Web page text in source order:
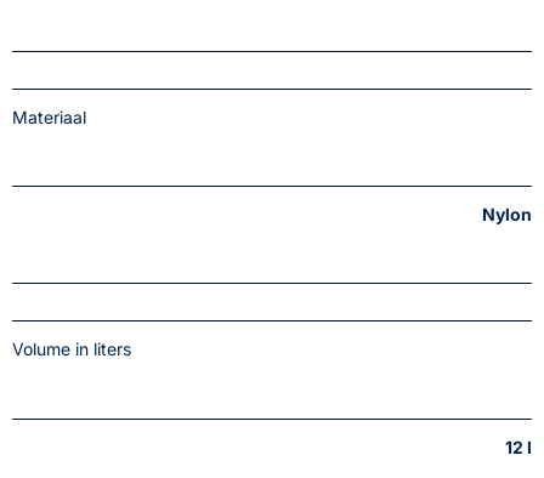
Materiaal
Nylon
Volume in liters
12 l